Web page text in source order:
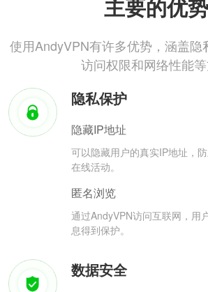
主要的优势
使用AndyVPN有许多优势，涵盖隐
访问权限和网络性能
隐私保护
隐藏IP地址
可以隐藏用户的真实IP地址，
在线活动。
匿名浏览
通过AndyVPN访问互联网，用
息得到保护。
数据安全